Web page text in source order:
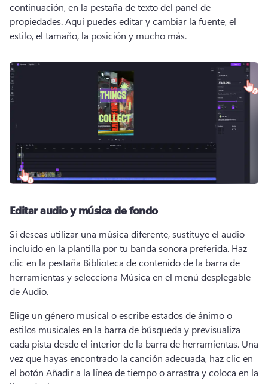
continuación, en la pestaña de texto del panel de
propiedades. Aquí puedes editar y cambiar la fuente, el
estilo, el tamaño, la posición y mucho más.
Editar audio y música de fondo
Si deseas utilizar una música diferente, sustituye el audio
incluido en la plantilla por tu banda sonora preferida. Haz
clic en la pestaña Biblioteca de contenido de la barra de
herramientas y selecciona Música en el menú desplegable
de Audio.
Elige un género musical o escribe estados de ánimo o
estilos musicales en la barra de búsqueda y previsualiza
cada pista desde el interior de la barra de herramientas. Una
vez que hayas encontrado la canción adecuada, haz clic en
el botón Añadir a la línea de tiempo o arrastra y coloca en la